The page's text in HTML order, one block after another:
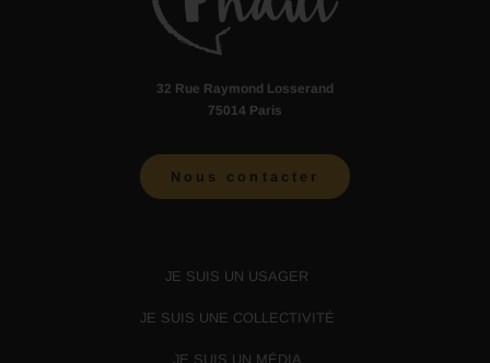
32 Rue Raymond Losserand
75014 Paris
Nous contacter
JE SUIS UN USAGER
JE SUIS UNE COLLECTIVITÉ
JE SUIS UN MÉDIA